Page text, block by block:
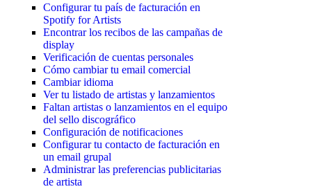
Configurar tu país de facturación en
Spotify for Artists
Encontrar los recibos de las campañas de
display
Verificación de cuentas personales
Cómo cambiar tu email comercial
Cambiar idioma
Ver tu listado de artistas y lanzamientos
Faltan artistas o lanzamientos en el equipo
del sello discográfico
Configuración de notificaciones
Configurar tu contacto de facturación en
un email grupal
Administrar las preferencias publicitarias
de artista